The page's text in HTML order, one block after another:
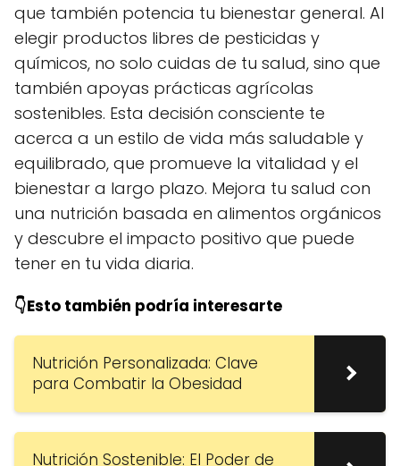
que también potencia tu bienestar general. Al
elegir productos libres de pesticidas y
químicos, no solo cuidas de tu salud, sino que
también apoyas prácticas agrícolas
sostenibles. Esta decisión consciente te
acerca a un estilo de vida más saludable y
equilibrado, que promueve la vitalidad y el
bienestar a largo plazo. Mejora tu salud con
una nutrición basada en alimentos orgánicos
y descubre el impacto positivo que puede
tener en tu vida diaria.
👇Esto también podría interesarte
Nutrición Personalizada: Clave
para Combatir la Obesidad
Nutrición Sostenible: El Poder de